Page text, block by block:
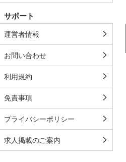
侵害する行為。
他の利用者、第三者または弊社を誹
犯罪的行為に加担し、またはこれを
公序良俗に反する行為。
当サイトを利用した、営利を目的と
商品の販売や営業活動への勧誘、参
宗教的活動、またはこれに類似する
選挙の事前運動、選挙運動またはこ
選挙法に抵触する行為。
当サイトの運営を妨げ、または弊社
弊社若しくは当サイトに関する情報
される情報を改ざんする行為。
未成年者を害するような行為。
自分以外の人物を名乗ったり、代表
サポート
運営者情報
お問い合わせ
利用規約
免責事項
プライバシーポリシー
求人掲載のご案内